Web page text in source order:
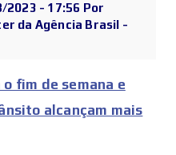
2023 - 17:56 Por
da Agência Brasil -
fim de semana e
alcançam mais